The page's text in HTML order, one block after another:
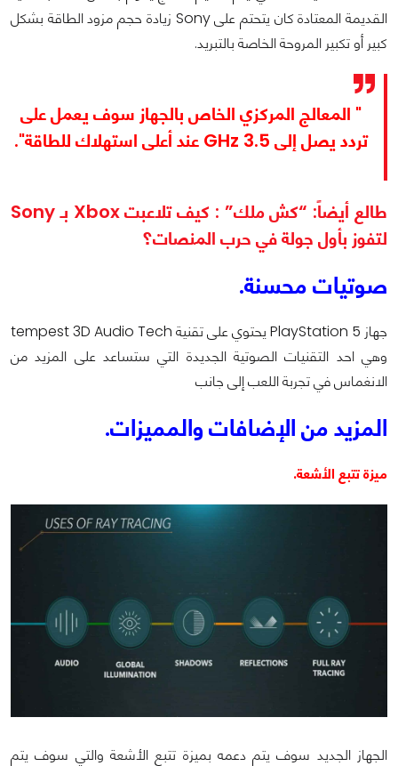
القديمة المعتادة كان يتحتم على Sony زيادة حجم مزود الطاقة بشكل
كبير أو تكبير المروحة الخاصة بالتبريد.
" المعالج المركزي الخاص بالجهاز سوف يعمل على
تردد يصل إلى 3.5 GHz عند أعلى استهلاك للطاقة".
طالع أيضاً: “كش ملك” : كيف تلاعبت Xbox بـ Sony
لتفوز بأول جولة في حرب المنصات؟
صوتيات محسنة.
جهاز PlayStation 5 يحتوي على تقنية tempest 3D Audio Tech
وهي احد التقنيات الصوتية الجديدة التي ستساعد على المزيد من
الانغماس في تجربة اللعب إلى جانب
المزيد من الإضافات والمميزات.
ميزة تتبع الأشعة.
الجهاز الجديد سوف يتم دعمه بميزة تتبع الأشعة والتي سوف يتم